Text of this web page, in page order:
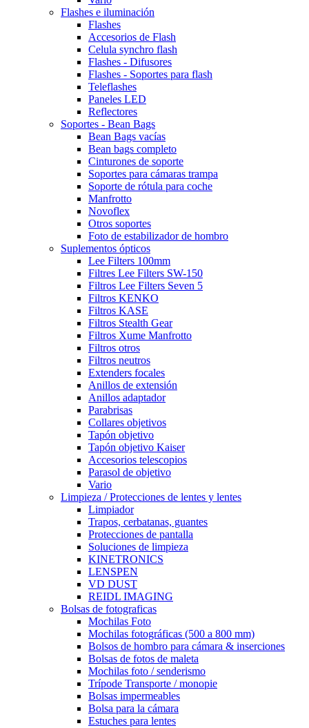
Flashes e iluminación
Flashes
Accesorios de Flash
Celula synchro flash
Flashes - Difusores
Flashes - Soportes para flash
Teleflashes
Paneles LED
Reflectores
Soportes - Bean Bags
Bean Bags vacías
Bean bags completo
Cinturones de soporte
Soportes para cámaras trampa
Soporte de rótula para coche
Manfrotto
Novoflex
Otros soportes
Foto de estabilizador de hombro
Suplementos ópticos
Lee Filters 100mm
Filtres Lee Filters SW-150
Filtros Lee Filters Seven 5
Filtros KENKO
Filtros KASE
Filtros Stealth Gear
Filtros Xume Manfrotto
Filtros otros
Filtros neutros
Extenders focales
Anillos de extensión
Anillos adaptador
Parabrisas
Collares objetivos
Tapón objetivo
Tapón objetivo Kaiser
Accesorios telescopios
Parasol de objetivo
Vario
Limpieza / Protecciones de lentes y lentes
Limpiador
Trapos, cerbatanas, guantes
Protecciones de pantalla
Soluciones de limpieza
KINETRONICS
LENSPEN
VD DUST
REIDL IMAGING
Bolsas de fotograficas
Mochilas Foto
Mochilas fotográficas (500 a 800 mm)
Bolsos de hombro para cámara & inserciones
Bolsas de fotos de maleta
Mochilas foto / senderismo
Trípode Transporte / monopie
Bolsas impermeables
Bolsa para la cámara
Estuches para lentes